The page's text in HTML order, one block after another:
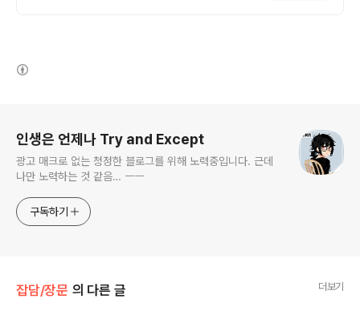
인생은 언제나 Try and Except
광고 매크로 없는 청정한 블로그를 위해 노력중입니다. 근데
나만 노력하는 것 같음… ㅡㅡ
구독하기
잡담/장문 의 다른 글 더보기